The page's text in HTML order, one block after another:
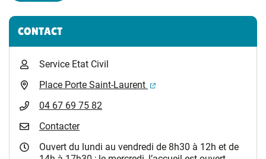
Informations complémentaires
CONTACT
Service Etat Civil
Place Porte Saint-Laurent
(ouverture dans un
04 67 69 75 82
Contacter
Ouvert du lundi au vendredi de 8h30 à 12h et de